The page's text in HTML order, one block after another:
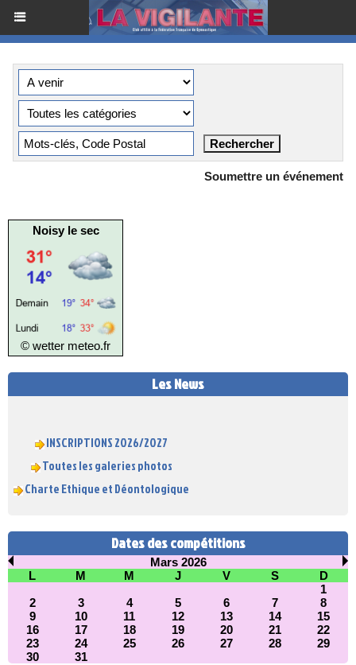
Soumettre un événement
Noisy le sec
© wetter meteo.fr
Les News
INSCRIPTIONS 2026/2027
Toutes les galeries photos
Charte Ethique et Déontologique
Dates des compétitions
Mars 2026
L
M M J V S
D
1
2
3 4 5 6 7
8
9
10 11 12 13 14
15
16
17 18 19 20 21
22
23
24 25 26 27 28
29
30
31